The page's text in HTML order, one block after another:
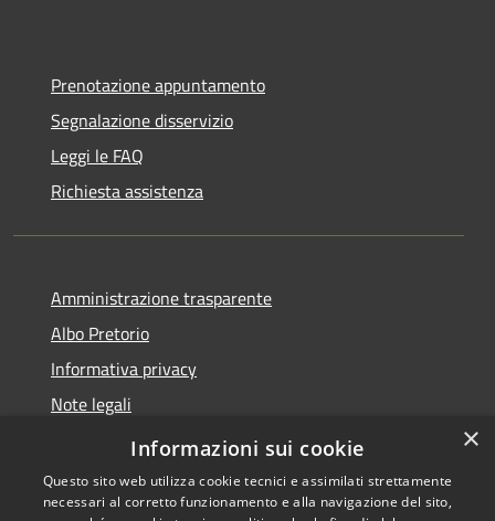
Prenotazione appuntamento
Segnalazione disservizio
Leggi le FAQ
Richiesta assistenza
Amministrazione trasparente
Albo Pretorio
Informativa privacy
Note legali
Dichiarazione di accessibilità
×
Informazioni sui cookie
Questo sito web utilizza cookie tecnici e assimilati strettamente
necessari al corretto funzionamento e alla navigazione del sito,